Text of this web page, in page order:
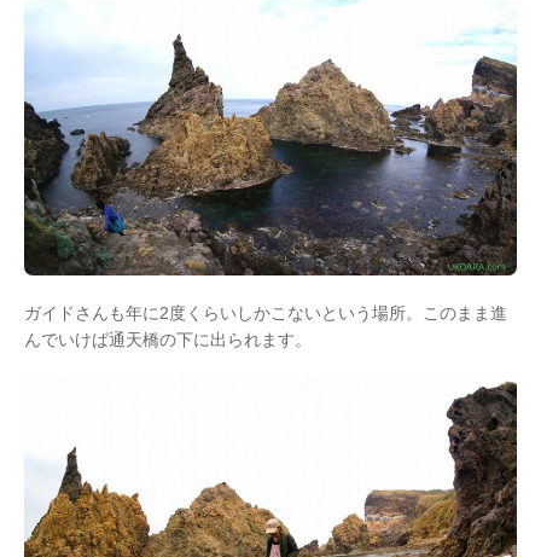
ガイドさんも年に2度くらいしかこないという場所。このまま進
んでいけば通天橋の下に出られます。